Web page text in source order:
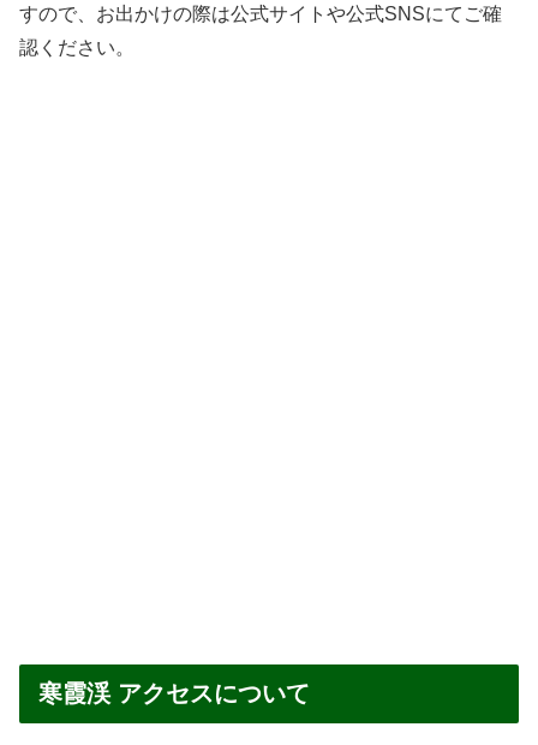
すので、お出かけの際は公式サイトや公式SNSにてご確
認ください。
寒霞渓 アクセスについて